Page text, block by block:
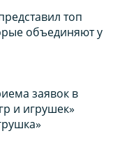
топ
объединяют у
заявок в
и игрушек»